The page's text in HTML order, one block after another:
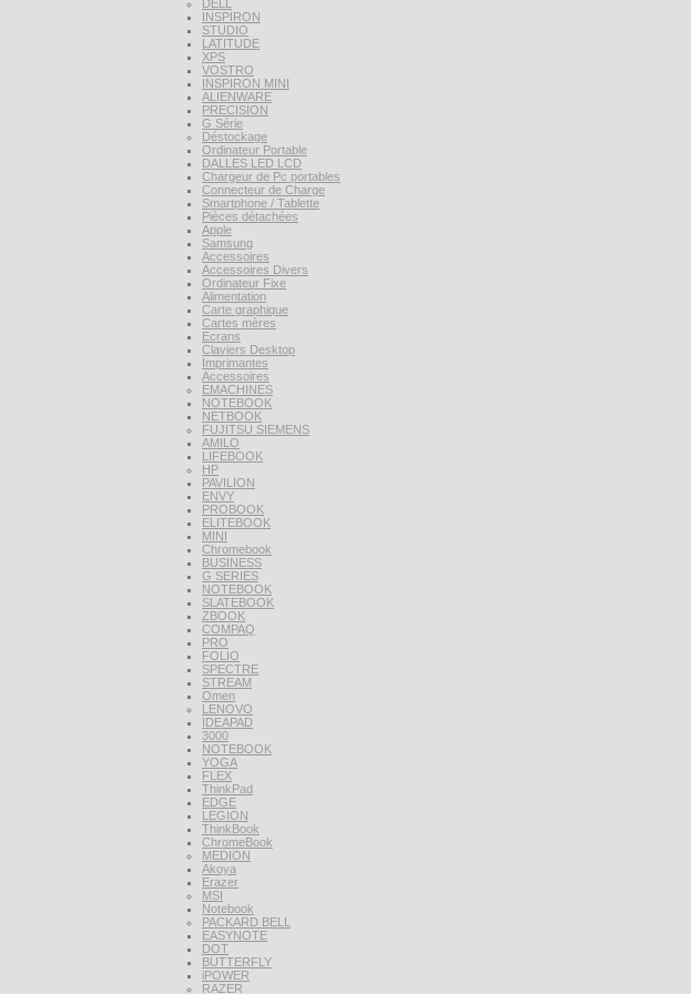
DELL
INSPIRON
STUDIO
LATITUDE
XPS
VOSTRO
INSPIRON MINI
ALIENWARE
PRECISION
G Série
Déstockage
Ordinateur Portable
DALLES LED LCD
Chargeur de Pc portables
Connecteur de Charge
Smartphone / Tablette
Pièces détachées
Apple
Samsung
Accessoires
Accessoires Divers
Ordinateur Fixe
Alimentation
Carte graphique
Cartes mères
Ecrans
Claviers Desktop
Imprimantes
Accessoires
EMACHINES
NOTEBOOK
NETBOOK
FUJITSU SIEMENS
AMILO
LIFEBOOK
HP
PAVILION
ENVY
PROBOOK
ELITEBOOK
MINI
Chromebook
BUSINESS
G SERIES
NOTEBOOK
SLATEBOOK
ZBOOK
COMPAQ
PRO
FOLIO
SPECTRE
STREAM
Omen
LENOVO
IDEAPAD
3000
NOTEBOOK
YOGA
FLEX
ThinkPad
EDGE
LEGION
ThinkBook
ChromeBook
MEDION
Akoya
Erazer
MSI
Notebook
PACKARD BELL
EASYNOTE
DOT
BUTTERFLY
iPOWER
RAZER